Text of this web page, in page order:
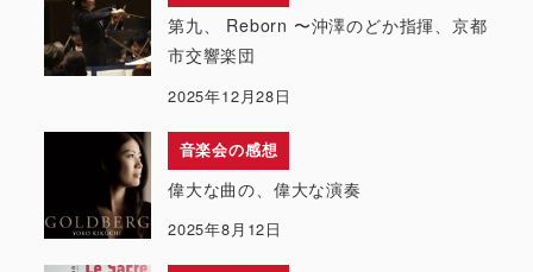
第九、 Reborn 〜沖澤のどか指揮、京都
市交響楽団
2025年12月28日
音楽会の感想
偉大な曲の、偉大な演奏
2025年8月12日